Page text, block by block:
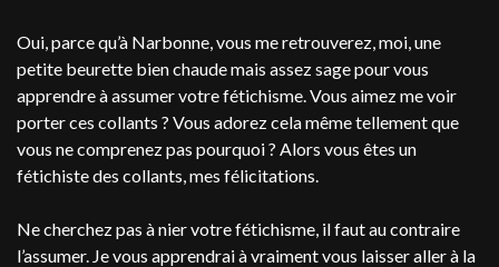
Oui, parce qu’à Narbonne, vous me retrouverez, moi, une
petite beurette bien chaude mais assez sage pour vous
apprendre à assumer votre fétichisme. Vous aimez me voir
porter ces collants ? Vous adorez cela même tellement que
vous ne comprenez pas pourquoi ? Alors vous êtes un
fétichiste des collants, mes félicitations.
Ne cherchez pas à nier votre fétichisme, il faut au contraire
l’assumer. Je vous apprendrai à vraiment vous laisser aller à la